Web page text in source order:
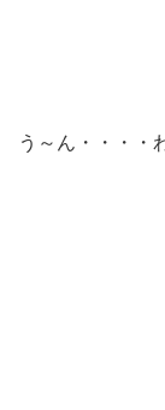
う～ん・・・・